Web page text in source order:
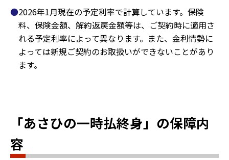
2026年1月現在の予定利率で計算しています。保険
料、保険金額、解約返戻金額等は、ご契約時に適用さ
れる予定利率によって異なります。また、金利情勢に
よっては新規ご契約のお取扱いができないことがあり
ます。
「あさひの一時払終身」の保障内
容